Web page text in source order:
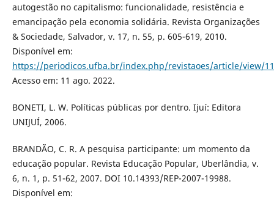
autogestão no capitalismo: funcionalidade, resistência e
emancipação pela economia solidária. Revista Organizações
& Sociedade, Salvador, v. 17, n. 55, p. 605-619, 2010.
Disponível em:
https://periodicos.ufba.br/index.php/revistaoes/article/view/
Acesso em: 11 ago. 2022.
BONETI, L. W. Políticas públicas por dentro. Ijuí: Editora
UNIJUÍ, 2006.
BRANDÃO, C. R. A pesquisa participante: um momento da
educação popular. Revista Educação Popular, Uberlândia, v.
6, n. 1, p. 51-62, 2007. DOI 10.14393/REP-2007-19988.
Disponível em: